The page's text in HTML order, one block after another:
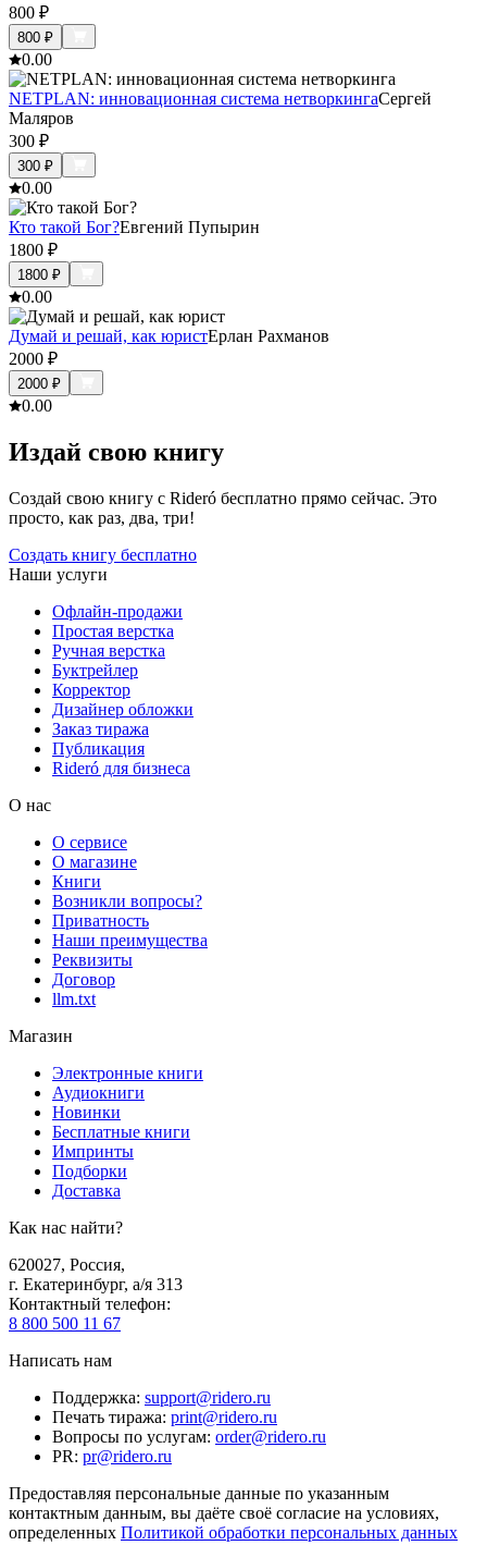
800 ₽
800 ₽
0.00
NETPLAN: инновационная система нетворкингаСергей
Маляров
300 ₽
300 ₽
0.00
Кто такой Бог?Евгений Пупырин
1800 ₽
1800 ₽
0.00
Думай и решай, как юристЕрлан Рахманов
2000 ₽
2000 ₽
0.00
Издай свою книгу
Создай свою книгу с Rideró бесплатно прямо сейчас. Это
просто, как раз, два, три!
Создать книгу бесплатно
Наши услуги
Офлайн-продажи
Простая верстка
Ручная верстка
Буктрейлер
Корректор
Дизайнер обложки
Заказ тиража
Публикация
Rideró для бизнеса
О нас
О сервисе
О магазине
Книги
Возникли вопросы?
Приватность
Наши преимущества
Реквизиты
Договор
llm.txt
Магазин
Электронные книги
Аудиокниги
Новинки
Бесплатные книги
Импринты
Подборки
Доставка
Как нас найти?
620027, Россия,
г. Екатеринбург, а/я 313
Контактный телефон:
8 800 500 11 67
Написать нам
Поддержка: support@ridero.ru
Печать тиража: print@ridero.ru
Вопросы по услугам: order@ridero.ru
PR: pr@ridero.ru
Предоставляя персональные данные по указанным
контактным данным, вы даёте своё согласие на условиях,
определенных Политикой обработки персональных данных